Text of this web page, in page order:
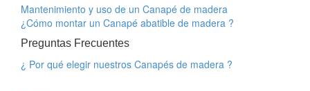
Mantenimiento y uso de un Canapé de madera
¿Cómo montar un Canapé abatible de madera ?
Preguntas Frecuentes
¿ Por qué elegir nuestros Canapés de madera ?